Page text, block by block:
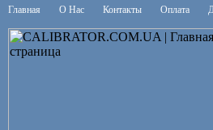
Главная О Нас Контакты Оплата